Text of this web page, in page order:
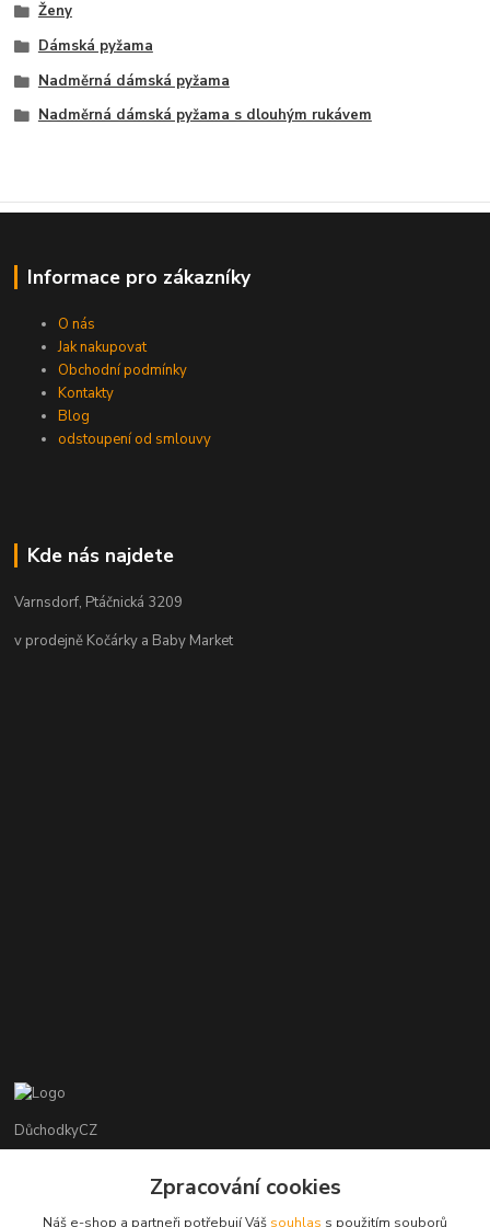
Ženy
Dámská pyžama
Nadměrná dámská pyžama
Nadměrná dámská pyžama s dlouhým rukávem
Informace pro zákazníky
O nás
Jak nakupovat
Obchodní podmínky
Kontakty
Blog
odstoupení od smlouvy
Kde nás najdete
Varnsdorf, Ptáčnická 3209
v prodejně Kočárky a Baby Market
DůchodkyCZ
+420 412384749
Zpracování cookies
Náš e-shop a partneři potřebují Váš souhlas s použitím souborů